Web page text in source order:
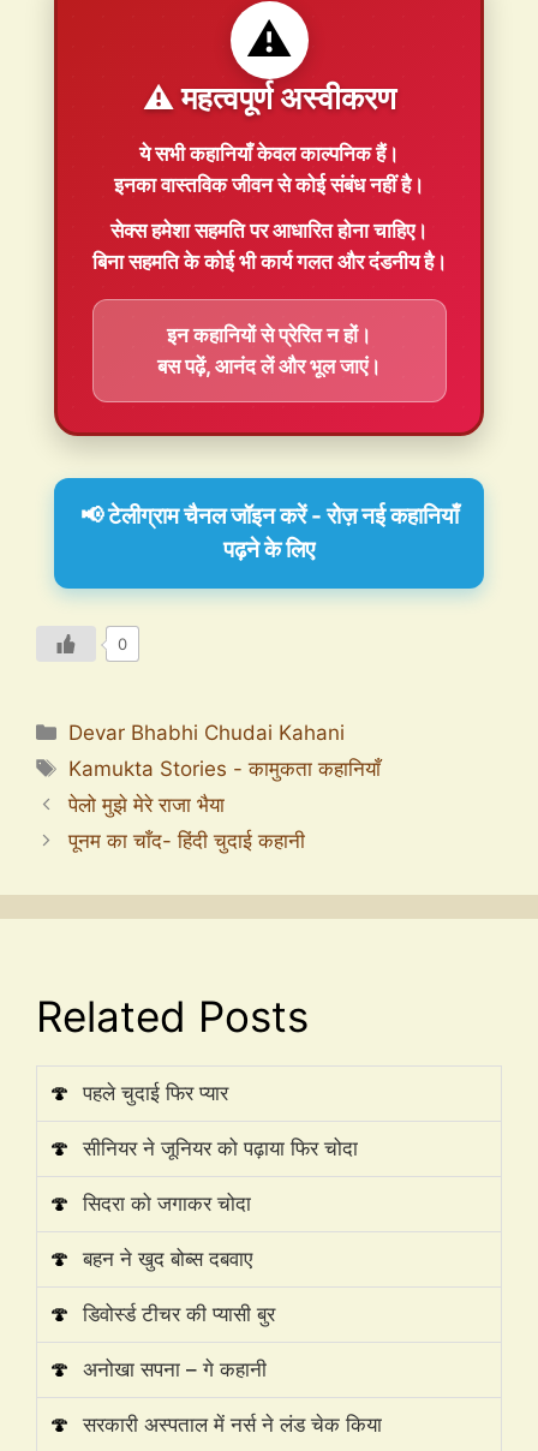
⚠️
⚠️ महत्वपूर्ण अस्वीकरण
ये सभी कहानियाँकेवल काल्पनिकहैं।
इनका वास्तविक जीवन से कोई संबंध नहीं है।
सेक्स हमेशासहमतिपर आधारित होना चाहिए।
बिना सहमति के कोई भी कार्य गलत और दंडनीय है।
इन कहानियों से प्रेरित न हों।
बस पढ़ें, आनंद लें और भूल जाएं।
📢 टेलीग्राम चैनल जॉइन करें - रोज़ नई कहानियाँ
पढ़ने के लिए
0
Devar Bhabhi Chudai Kahani
Kamukta Stories - कामुकता कहानियाँ
पेलो मुझे मेरे राजा भैया
पूनम का चाँद- हिंदी चुदाई कहानी
Related Posts
🍄 पहले चुदाई फिर प्यार
🍄 सीनियर ने जूनियर को पढ़ाया फिर चोदा
🍄 सिदरा को जगाकर चोदा
🍄 बहन ने खुद बोब्स दबवाए
🍄 डिवोर्स्ड टीचर की प्यासी बुर
🍄 अनोखा सपना – गे कहानी
🍄 सरकारी अस्पताल में नर्स ने लंड चेक किया